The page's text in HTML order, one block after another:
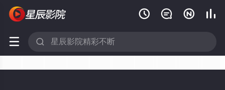
   
 